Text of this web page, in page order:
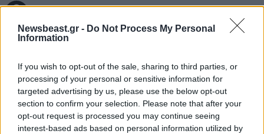
Newsbeast.gr - Do Not Process My Personal
Information
If you wish to opt-out of the sale, sharing to third parties, or
processing of your personal or sensitive information for
targeted advertising by us, please use the below opt-out
section to confirm your selection. Please note that after your
opt-out request is processed you may continue seeing
interest-based ads based on personal information utilized by
δεν μπαινουν στον κοπο να βρουν μια αλλη λεξη;
ψεκασμενος. τελος. εσεις πολιτικοι και λοιποι
παρατρεχαμενοι ξερετε τι ειστε οποτε δεν το γραφω.
ειδικα οι παρατρεχαμενοι
Απαντήστε